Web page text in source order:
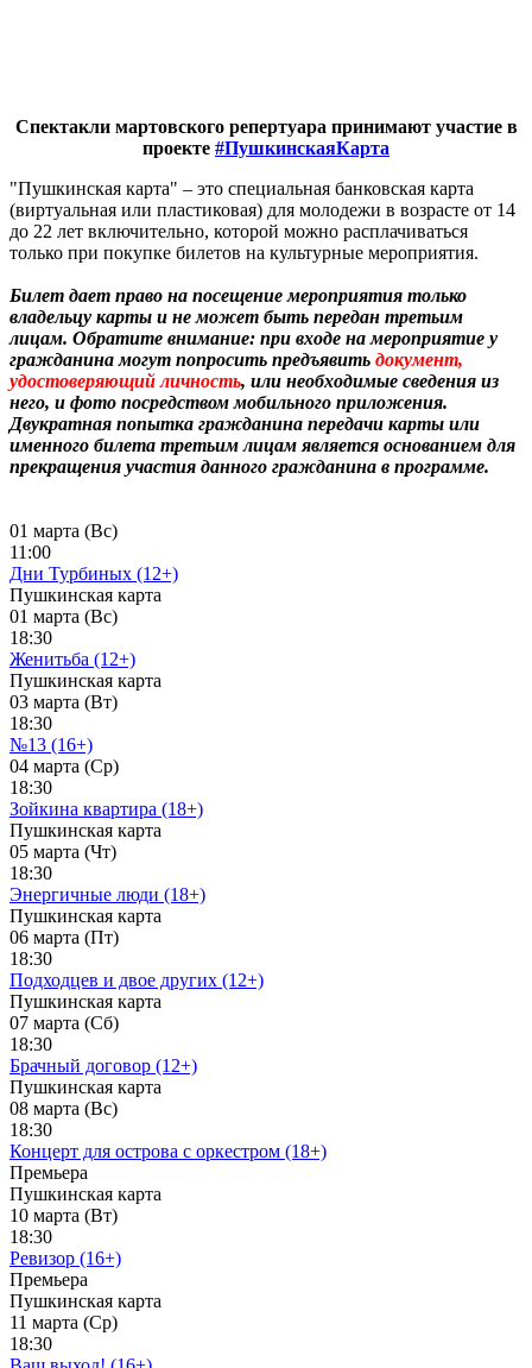
Спектакли мартовского репертуара принимают участие в
проекте #ПушкинскаяКарта
"Пушкинская карта" – это специальная банковская карта
(виртуальная или пластиковая) для молодежи в возрасте от 14
до 22 лет включительно, которой можно расплачиваться
только при покупке билетов на культурные мероприятия.
Билет дает право на посещение мероприятия только
владельцу карты и не может быть передан третьим
лицам. Обратите внимание: при входе на мероприятие у
гражданина могут попросить предъявить документ,
удостоверяющий личность, или необходимые сведения из
него, и фото посредством мобильного приложения.
Двукратная попытка гражданина передачи карты или
именного билета третьим лицам является основанием для
прекращения участия данного гражданина в программе.
01 марта (Вс)
11:00
Дни Турбиных (12+)
Пушкинская карта
01 марта (Вс)
18:30
Женитьба (12+)
Пушкинская карта
03 марта (Вт)
18:30
№13 (16+)
04 марта (Ср)
18:30
Зойкина квартира (18+)
Пушкинская карта
05 марта (Чт)
18:30
Энергичные люди (18+)
Пушкинская карта
06 марта (Пт)
18:30
Подходцев и двое других (12+)
Пушкинская карта
07 марта (Сб)
18:30
Брачный договор (12+)
Пушкинская карта
08 марта (Вс)
18:30
Концерт для острова с оркестром (18+)
Премьера
Пушкинская карта
10 марта (Вт)
18:30
Ревизор (16+)
Премьера
Пушкинская карта
11 марта (Ср)
18:30